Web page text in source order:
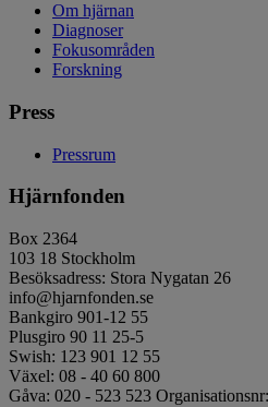
Om hjärnan
Diagnoser
Fokusområden
Forskning
Press
Pressrum
Hjärnfonden
Box 2364
103 18 Stockholm
Besöksadress: Stora Nygatan 26
info@hjarnfonden.se
Bankgiro 901-12 55
Plusgiro 90 11 25-5
Swish: 123 901 12 55
Växel: 08 - 40 60 800
Gåva: 020 - 523 523